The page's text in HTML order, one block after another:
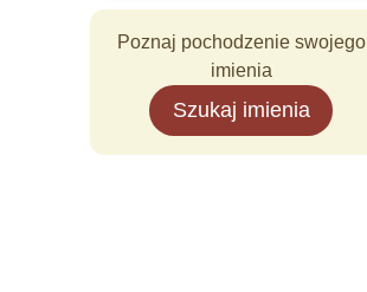
Poznaj pochodzenie swojego
imienia
Szukaj imienia